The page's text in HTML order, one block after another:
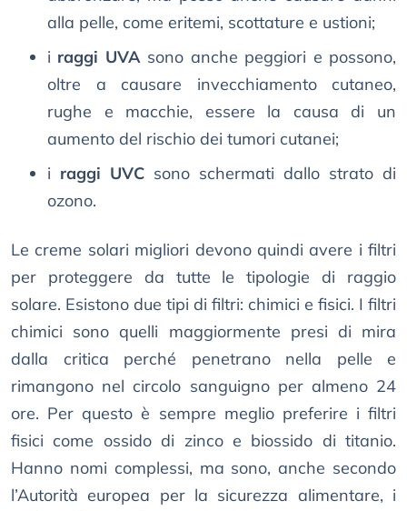
alla pelle, come eritemi, scottature e ustioni;
i raggi UVAsono anche peggiori e possono,
oltre a causare invecchiamento cutaneo,
rughe e macchie, essere la causa di un
aumento del rischio dei tumori cutanei;
i raggi UVC sono schermati dallo strato di
ozono.
Le creme solari migliori devono quindi avere i filtri
per proteggere da tutte le tipologie di raggio
solare. Esistono due tipi di filtri: chimici e fisici. I filtri
chimici sono quelli maggiormente presi di mira
dalla critica perché penetrano nella pelle e
rimangono nel circolo sanguigno per almeno 24
ore. Per questo è sempre meglio preferire i filtri
fisici come ossido di zinco e biossido di titanio.
Hanno nomi complessi, ma sono, anche secondo
l’Autorità europea per la sicurezza alimentare, i